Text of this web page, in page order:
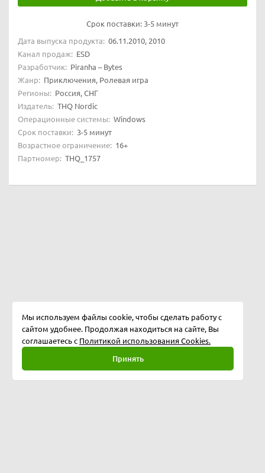
Срок поставки: 3-5 минут
Дата выпуска продукта: 06.11.2010, 2010
Канал продаж: ESD
Разработчик: Piranha – Bytes
Жанр: Приключения, Ролевая игра
Регионы: Россия, СНГ
Издатель: THQ Nordic
Операционные системы: Windows
Срок поставки: 3-5 минут
Возрастное ограничение: 16+
Партномер: THQ_1757
Мы используем файлы cookie, чтобы сделать работу с
сайтом удобнее. Продолжая находиться на сайте, Вы
соглашаетесь с Политикой использования Cookies.
Принять